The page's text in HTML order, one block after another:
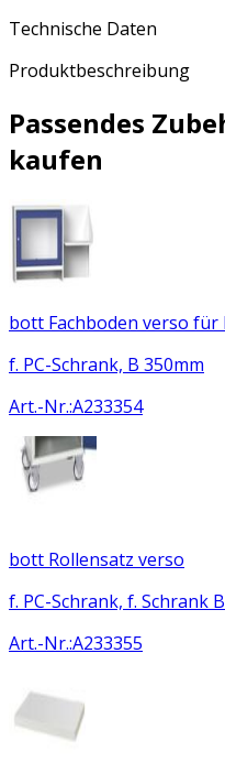
Technische Daten
Produktbeschreibung
Passendes
kaufen
bott Fachboden verso für
f. PC-Schrank, B 350mm
Art.-Nr.:A233354
bott Rollensatz verso
f. PC-Schrank, f. Schrank
Art.-Nr.:A233355